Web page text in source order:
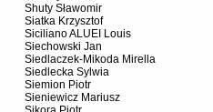
Shuty Sławomir
Siatka Krzysztof
Siciliano ALUEI Louis
Siechowski Jan
Siedlaczek-Mikoda Mirella
Siedlecka Sylwia
Siemion Piotr
Sieniewicz Mariusz